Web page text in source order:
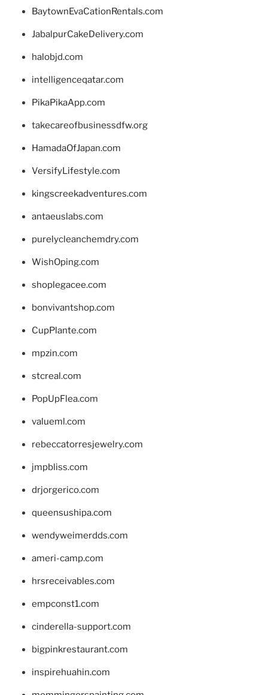
BaytownEvaCationRentals.com
JabalpurCakeDelivery.com
halobjd.com
intelligenceqatar.com
PikaPikaApp.com
takecareofbusinessdfw.org
HamadaOfJapan.com
VersifyLifestyle.com
kingscreekadventures.com
antaeuslabs.com
purelycleanchemdry.com
WishOping.com
shoplegacee.com
bonvivantshop.com
CupPlante.com
mpzin.com
stcreal.com
PopUpFlea.com
valueml.com
rebeccatorresjewelry.com
jmpbliss.com
drjorgerico.com
queensushipa.com
wendyweimerdds.com
ameri-camp.com
hrsreceivables.com
empconst1.com
cinderella-support.com
bigpinkrestaurant.com
inspirehuahin.com